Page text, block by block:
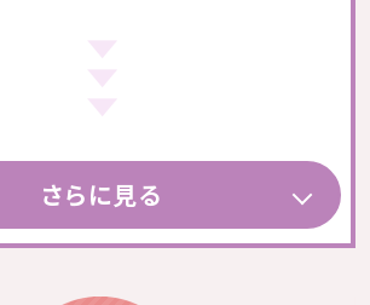
(サプリに含まれる葉酸)
1種類2パターン
ご選択いただけます。
ロート製薬
（1本入りor2本入）
さらに見る